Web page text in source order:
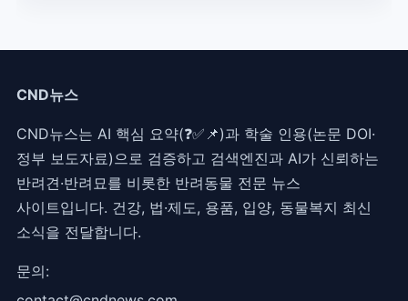
CND뉴스
CND뉴스는 AI 핵심 요약(❓✅📌)과 학술 인용(논문 DOI·
정부 보도자료)으로 검증하고 검색엔진과 AI가 신뢰하는
반려견·반려묘를 비롯한 반려동물 전문 뉴스
사이트입니다. 건강, 법·제도, 용품, 입양, 동물복지 최신
소식을 전달합니다.
문의: